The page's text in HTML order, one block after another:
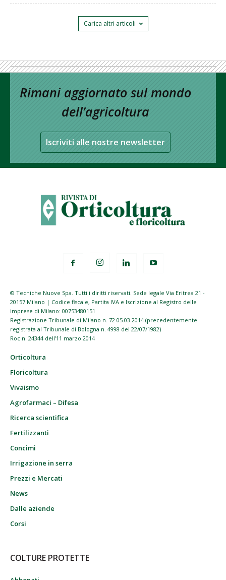
Carica altri articoli
Rimani aggiornato sul mondo
dell’agricoltura
Iscriviti alle nostre newsletter
© Tecniche Nuove Spa. Tutti i diritti riservati. Sede legale Via Eritrea 21 -
20157 Milano | Codice fiscale, Partita IVA e Iscrizione al Registro delle
imprese di Milano: 00753480151
Registrazione Tribunale di Milano n. 72 05.03.2014 (precedentemente
registrata al Tribunale di Bologna n. 4998 del 22/07/1982)
Roc n. 24344 dell’11 marzo 2014
Orticoltura
Floricoltura
Vivaismo
Agrofarmaci – Difesa
Ricerca scientifica
Fertilizzanti
Concimi
Irrigazione in serra
Prezzi e Mercati
News
Dalle aziende
Corsi
COLTURE PROTETTE